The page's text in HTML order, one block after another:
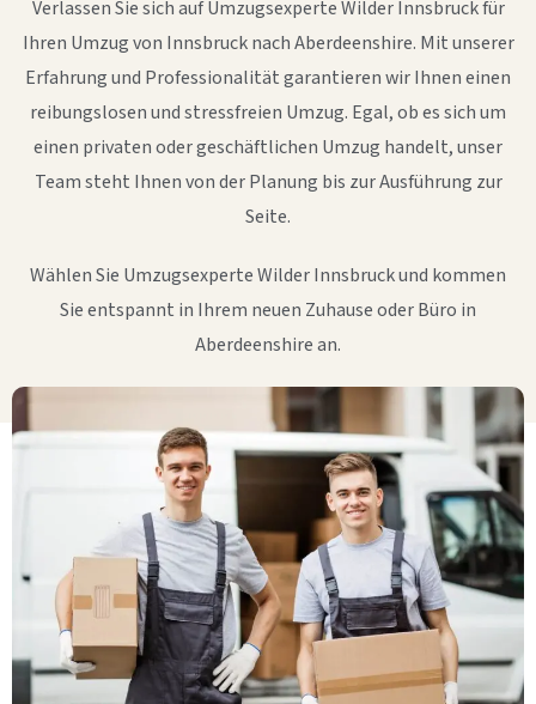
Verlassen Sie sich auf Umzugsexperte Wilder Innsbruck für
Ihren Umzug von Innsbruck nach Aberdeenshire. Mit unserer
Erfahrung und Professionalität garantieren wir Ihnen einen
reibungslosen und stressfreien Umzug. Egal, ob es sich um
einen privaten oder geschäftlichen Umzug handelt, unser
Team steht Ihnen von der Planung bis zur Ausführung zur
Seite.
Wählen Sie Umzugsexperte Wilder Innsbruck und kommen
Sie entspannt in Ihrem neuen Zuhause oder Büro in
Aberdeenshire an.